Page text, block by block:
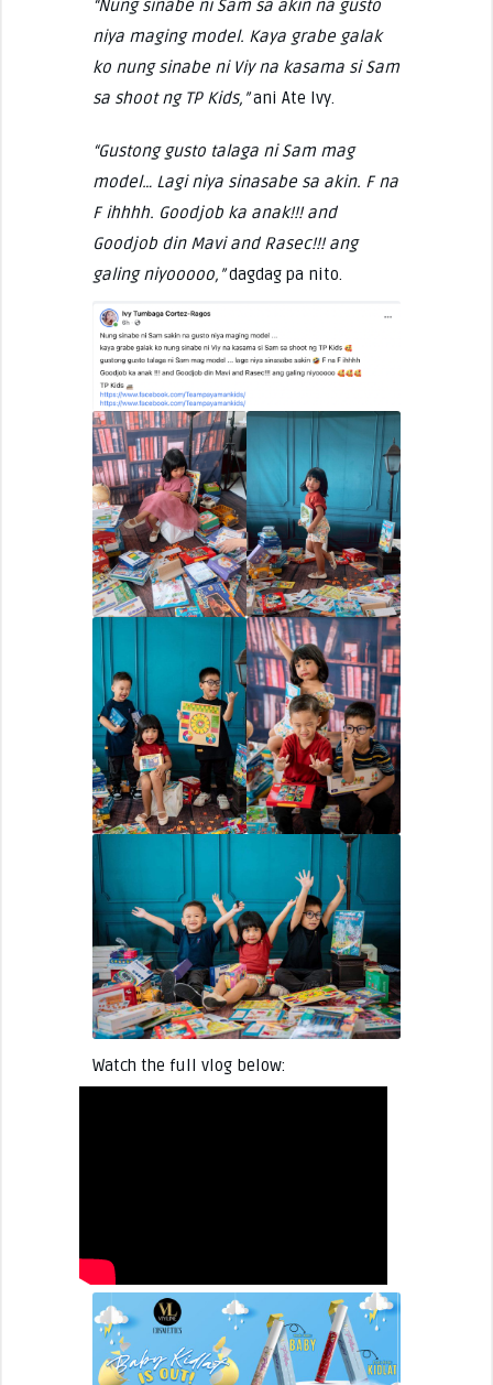
“Nung sinabe ni Sam sa akin na gusto
niya maging model. Kaya grabe galak
ko nung sinabe ni Viy na kasama si Sam
sa shoot ng TP Kids,”ani Ate Ivy.
“Gustong gusto talaga ni Sam mag
model… Lagi niya sinasabe sa akin. F na
F ihhhh. Goodjob ka anak!!! and
Goodjob din Mavi and Rasec!!! ang
galing niyooooo,”dagdag pa nito.
Watch the full vlog below: